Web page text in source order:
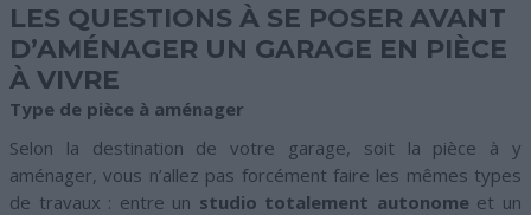
LES QUESTIONS À SE POSER AVANT
D’AMÉNAGER UN GARAGE EN PIÈCE
À VIVRE
Type de pièce à aménager
Selon la destination de votre garage, soit la pièce à y
aménager, vous n’allez pas forcément faire les mêmes types
de travaux : entre un studio totalement autonome et un